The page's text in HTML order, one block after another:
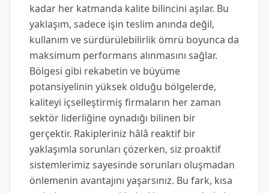
kadar her katmanda kalite bilincini aşılar. Bu
yaklaşım, sadece işin teslim anında değil,
kullanım ve sürdürülebilirlik ömrü boyunca da
maksimum performans alınmasını sağlar.
Bölgesi gibi rekabetin ve büyüme
potansiyelinin yüksek olduğu bölgelerde,
kaliteyi içselleştirmiş firmaların her zaman
sektör liderliğine oynadığı bilinen bir
gerçektir. Rakipleriniz hâlâ reaktif bir
yaklaşımla sorunları çözerken, siz proaktif
sistemlerimiz sayesinde sorunları oluşmadan
önlemenin avantajını yaşarsınız. Bu fark, kısa